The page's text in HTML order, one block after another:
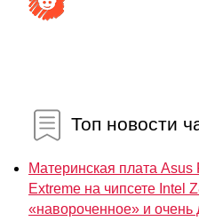
Топ новости
Материнская плата
Extreme на чипсете Intel
«навороченное» и очень